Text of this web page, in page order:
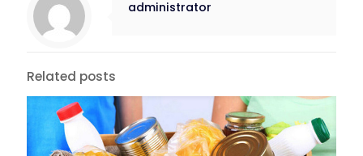
administrator
Related posts